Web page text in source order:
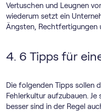
Vertuschen und Leugnen
wiederum setzt ein
Ängsten, Rechtfertigungen
4. 6 Tipps für
Die folgenden Tipps sollen
Fehlerkultur aufzubauen.
besser sind in der Regel